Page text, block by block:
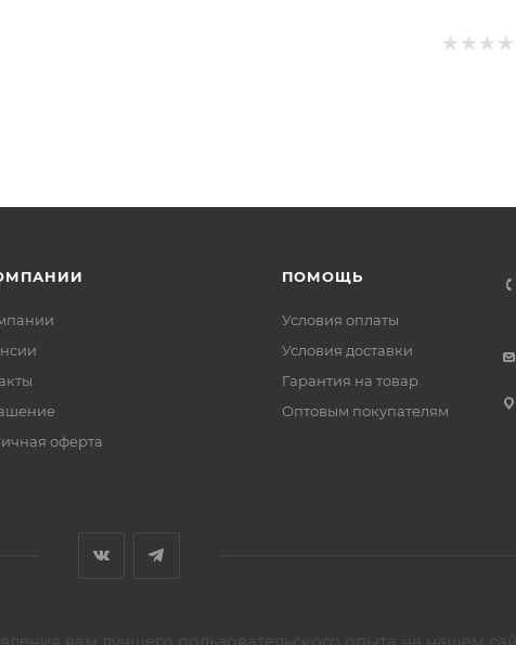
оферта
ПОМОЩЬ
Условия оплаты
Условия доставки
Гарантия на товар
Оптовым покупателям